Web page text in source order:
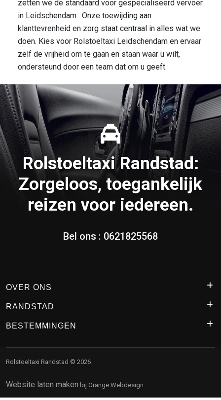
zetten we de standaard voor gespecialiseerd vervoer
in Leidschendam . Onze toewijding aan
klanttevrenheid en zorg staat centraal in alles wat we
doen. Kies voor Rolstoeltaxi Leidschendam en ervaar
zelf de vrijheid om te gaan en staan waar u wilt,
ondersteund door een team dat om u geeft.
Rolstoeltaxi Randstad:
Zorgeloos, toegankelijk
reizen voor iedereen.
Bel ons : 0621825568
OVER ONS
RANDSTAD
BESTEMMINGEN
Rolstoeltaxi Randstad © 2026
Website laten maken bij Orange Webdesign